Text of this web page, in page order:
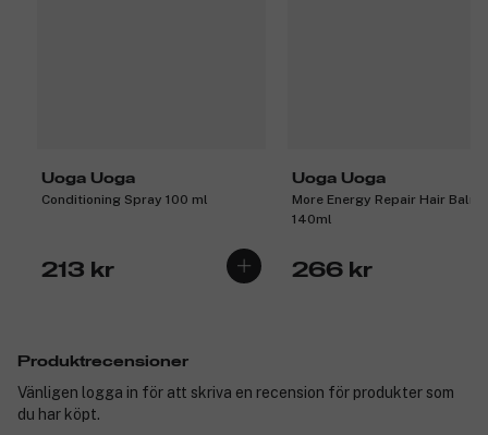
Uoga Uoga
Conditioning Spray 100 ml
213 kr
Uoga Uoga
More Energy Repair Hair Balm
140ml
266 kr
Produktrecensioner
Vänligen logga in för att skriva en recension för produkter som
du har köpt.